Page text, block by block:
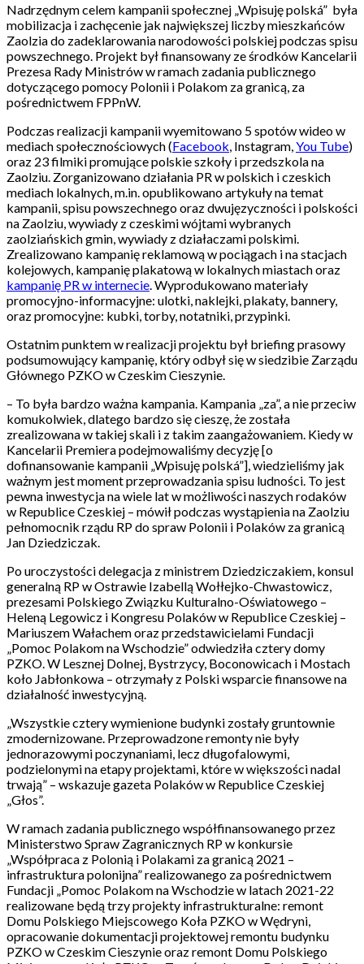
Nadrzędnym celem kampanii społecznej „Wpisuję polská” była
mobilizacja i zachęcenie jak największej liczby mieszkańców
Zaolzia do zadeklarowania narodowości polskiej podczas spisu
powszechnego. Projekt był finansowany ze środków Kancelarii
Prezesa Rady Ministrów w ramach zadania publicznego
dotyczącego pomocy Polonii i Polakom za granicą, za
pośrednictwem FPPnW.
Podczas realizacji kampanii wyemitowano 5 spotów wideo w
mediach społecznościowych (Facebook, Instagram,You Tube)
oraz 23 filmiki promujące polskie szkoły i przedszkola na
Zaolziu. Zorganizowano działania PR w polskich i czeskich
mediach lokalnych, m.in. opublikowano artykuły na temat
kampanii, spisu powszechnego oraz dwujęzyczności i polskości
na Zaolziu, wywiady z czeskimi wójtami wybranych
zaolziańskich gmin, wywiady z działaczami polskimi.
Zrealizowano kampanię reklamową w pociągach i na stacjach
kolejowych, kampanię plakatową w lokalnych miastach oraz
kampanię PR w internecie. Wyprodukowano materiały
promocyjno-informacyjne: ulotki, naklejki, plakaty, bannery,
oraz promocyjne: kubki, torby, notatniki, przypinki.
Ostatnim punktem w realizacji projektu był briefing prasowy
podsumowujący kampanię, który odbył się w siedzibie Zarządu
Głównego PZKO w Czeskim Cieszynie.
– To była bardzo ważna kampania. Kampania „za”, a nie przeciw
komukolwiek, dlatego bardzo się cieszę, że została
zrealizowana w takiej skali i z takim zaangażowaniem. Kiedy w
Kancelarii Premiera podejmowaliśmy decyzję [o
dofinansowanie kampanii „Wpisuję polská”], wiedzieliśmy jak
ważnym jest moment przeprowadzania spisu ludności. To jest
pewna inwestycja na wiele lat w możliwości naszych rodaków
w Republice Czeskiej – mówił podczas wystąpienia na Zaolziu
pełnomocnik rządu RP do spraw Polonii i Polaków za granicą
Jan Dziedziczak.
Po uroczystości delegacja z ministrem Dziedziczakiem, konsul
generalną RP w Ostrawie Izabellą Wołłejko-Chwastowicz,
prezesami Polskiego Związku Kulturalno-Oświatowego –
Heleną Legowicz i Kongresu Polaków w Republice Czeskiej –
Mariuszem Wałachem oraz przedstawicielami Fundacji
„Pomoc Polakom na Wschodzie” odwiedziła cztery domy
PZKO. W Lesznej Dolnej, Bystrzycy, Boconowicach i Mostach
koło Jabłonkowa – otrzymały z Polski wsparcie finansowe na
działalność inwestycyjną.
„Wszystkie cztery wymienione budynki zostały gruntownie
zmodernizowane. Przeprowadzone remonty nie były
jednorazowymi poczynaniami, lecz długofalowymi,
podzielonymi na etapy projektami, które w większości nadal
trwają” – wskazuje gazeta Polaków w Republice Czeskiej
„Głos”.
W ramach zadania publicznego współfinansowanego przez
Ministerstwo Spraw Zagranicznych RP w konkursie
„Współpraca z Polonią i Polakami za granicą 2021 –
infrastruktura polonijna” realizowanego za pośrednictwem
Fundacji „Pomoc Polakom na Wschodzie w latach 2021-22
realizowane będą trzy projekty infrastrukturalne: remont
Domu Polskiego Miejscowego Koła PZKO w Wędryni,
opracowanie dokumentacji projektowej remontu budynku
PZKO w Czeskim Cieszynie oraz remont Domu Polskiego